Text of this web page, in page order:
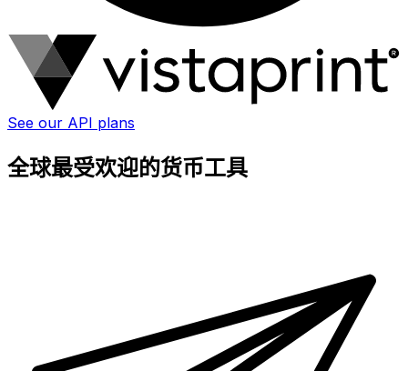
See our API plans
全球最受欢迎的货币工具